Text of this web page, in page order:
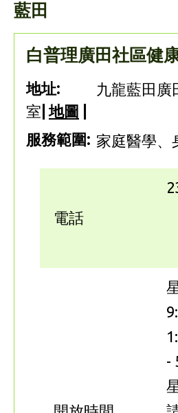
藍田
白普理廣田社區健
地址:
九龍藍田廣
室 地圖
服務範圍: 家庭醫學、
電話
-